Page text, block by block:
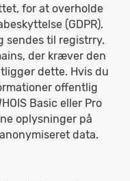
for at overholde
(GDPR).
sendes til registrry.
der kræver den
dette. Hvis du
offentlig
Basic eller Pro
oplysninger på
data.